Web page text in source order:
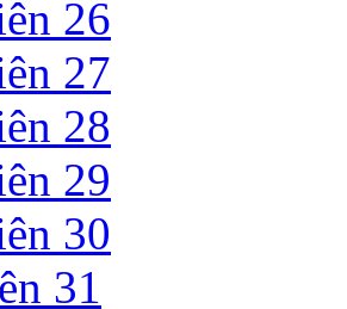
26
27
28
29
30
31